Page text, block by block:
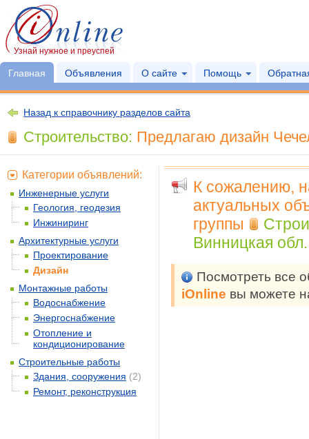
Узнай нужное и преуспей
Главная Объявления О сайте Помощь
Назад к справочнику разделов сайта
Строительство: Предлагаю дизайн
К сожалению,
актуальных
группы
Винницкая обл.
Посмотреть все
iOnline вы можете
Категории объявлений:
Инженерные услуги
Геология, геодезия
Инжиниринг
Архитектурные услуги
Проектирование
Дизайн
Монтажные работы
Водоснабжение
Энергоснабжение
Отопление и
кондиционирование
Строительные работы
Здания, сооружения (2)
Ремонт, реконструкция